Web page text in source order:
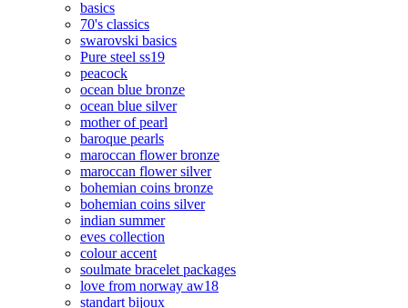
basics
70's classics
swarovski basics
Pure steel ss19
peacock
ocean blue bronze
ocean blue silver
mother of pearl
baroque pearls
maroccan flower bronze
maroccan flower silver
bohemian coins bronze
bohemian coins silver
indian summer
eves collection
colour accent
soulmate bracelet packages
love from norway aw18
standart bijoux